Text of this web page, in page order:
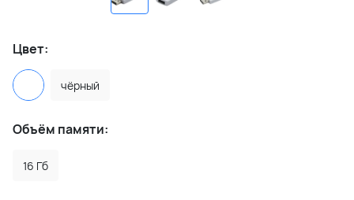
Цвет:
чёрный
Объём памяти:
16 Гб